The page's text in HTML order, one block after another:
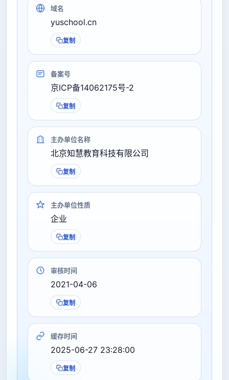
域名
yuschool.cn
复制
备案号
京ICP备14062175号-2
复制
主办单位名称
北京知慧教育科技有限公司
复制
主办单位性质
企业
复制
审核时间
2021-04-06
复制
缓存时间
2025-06-27 23:28:00
复制